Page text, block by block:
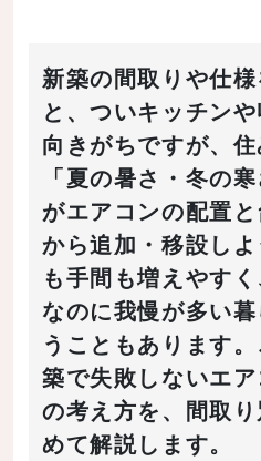
新築の間取りや仕
と、ついキッチン
向きがちですが、
「夏の暑さ・冬の
がエアコンの配置
から追加・移設し
も手間も増えやす
なのに我慢が多い
うこともあります
築で失敗しないエ
の考え方を、間取
めて解説します。